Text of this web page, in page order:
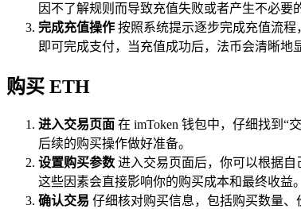
因不了解规则而导致充值失败或者产生不必要
完成充值操作 按照系统提示逐步完成充值流
即可完成支付，当充值成功后，法币会清晰地
购买 ETH
进入交易页面 在 imToken 钱包中，仔细找到“
后续的购买操作做好准备。
设置购买参数 进入交易页面后，你可以根据
这些因素会直接影响你的购买成本和最终收益。
确认交易 仔细核对购买信息，包括购买数量